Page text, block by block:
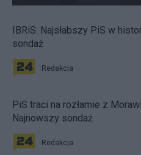
IBRiS: Najsłabszy PiS w
sondaż
Redakcja
PiS traci na rozłamie z
Najnowszy sondaż
Redakcja